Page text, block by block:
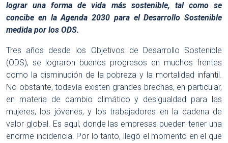
lograr una forma de vida más sostenible, tal como se
concibe en la Agenda 2030 para el Desarrollo Sostenible
medida por los ODS.
Tres años desde los Objetivos de Desarrollo Sostenible
(ODS), se lograron buenos progresos en muchos frentes
como la disminución de la pobreza y la mortalidad infantil.
No obstante, todavía existen grandes brechas, en particular,
en materia de cambio climático y desigualdad para las
mujeres, los jóvenes, y los trabajadores en la cadena de
valor global. Es aquí, donde las empresas pueden tener una
enorme incidencia. Por lo tanto, llegó el momento en el que